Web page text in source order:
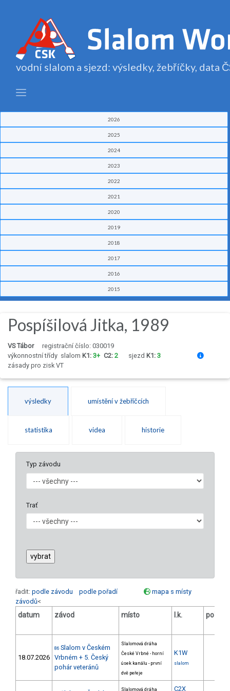
vodní slalom a sjezd: výsledky, žebříčky, data
2026
2025
2024
2023
2022
2021
2020
2019
2018
2017
2016
2015
Pospíšilová Jitka, 1989
VS Tábor
registrační číslo: 030019
výkonnostní třídy slalom K1: 3+ C2: 2 sjezd K1: 3
zásady pro zisk VT
výsledky umístění v žebříčcích
statistika videa historie
Typ závodu
Trať
řadit: podle závodu podle pořadí
mapa s místy
závodů<
datum závod místo l.k. poř.
18.07.2026
86 Slalom v Českém
Vrbném + 5. Český
pohár veteránů
Slalomová dráha
České Vrbné - horní
úsek kanálu - první
dvě peřeje
K1W
slalom
Slalomová dráha
C2X